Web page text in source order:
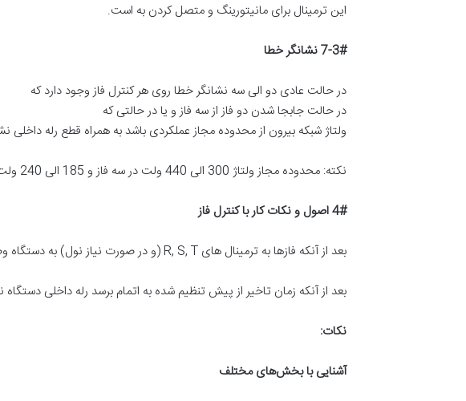
این ترمینال برای مانیتورینگ و متصل کردن به است.
7-3#نشانگر خطا
در حالت عادی دو الی سه نشانگر خطا روی هر کنترل فاز وجود دارد که
در حالت جابجا شدن دو فاز از سه فاز و یا در حالتی که
ولتاژ شبکه بیرون از محدوده مجاز عملکردی باشد به همراه قطع رله
نکته: محدوده مجاز ولتاژ 300 الی 440 ولت در سه فاز و 185 الی 240 ولت در تک فاز است.
4#اصول و نکات کار با کنترل فاز
بعد از آنکه فازها به ترمینال های R, S, T (و در صورت نیاز نول) به دستگاه وصل شوند دستگاه شروع به کار می کند.
بعد از آنکه زمان تاخیر از پیش تنظیم شده به اتمام برسد رله داخلی دستگاه
نکات:
آشنایی با بخشهای مختلف